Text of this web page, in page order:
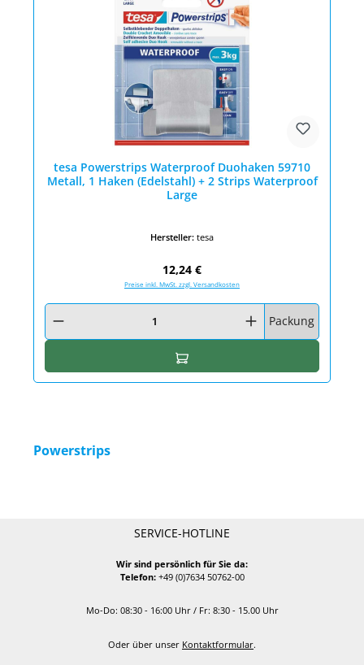
tesa Powerstrips Waterproof Duohaken 59710
Metall, 1 Haken (Edelstahl) + 2 Strips Waterproof
Large
Hersteller: tesa
Regulärer Preis:
12,24 €
Preise inkl. MwSt. zzgl. Versandkosten
Produkt Anzahl: Gib den gewünschten Wert ein oder benutze die
Packung
In den Warenkorb
Powerstrips
SERVICE-HOTLINE
Wir sind persönlich für Sie da:
Telefon:+49 (0)7634 50762-00
Mo-Do: 08:30 - 16:00 Uhr / Fr: 8:30 - 15.00 Uhr
Oder über unser Kontaktformular.